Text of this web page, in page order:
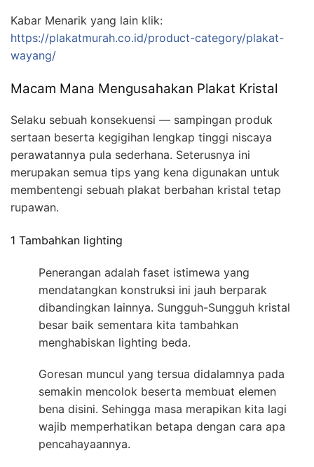
Kabar Menarik yang lain klik:
https://plakatmurah.co.id/product-category/plakat-
wayang/
Macam Mana Mengusahakan Plakat Kristal
Selaku sebuah konsekuensi — sampingan produk
sertaan beserta kegigihan lengkap tinggi niscaya
perawatannya pula sederhana. Seterusnya ini
merupakan semua tips yang kena digunakan untuk
membentengi sebuah plakat berbahan kristal tetap
rupawan.
1 Tambahkan lighting
Penerangan adalah faset istimewa yang
mendatangkan konstruksi ini jauh berparak
dibandingkan lainnya. Sungguh-Sungguh kristal
besar baik sementara kita tambahkan
menghabiskan lighting beda.
Goresan muncul yang tersua didalamnya pada
semakin mencolok beserta membuat elemen
bena disini. Sehingga masa merapikan kita lagi
wajib memperhatikan betapa dengan cara apa
pencahayaannya.